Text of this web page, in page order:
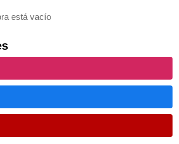
está vacío